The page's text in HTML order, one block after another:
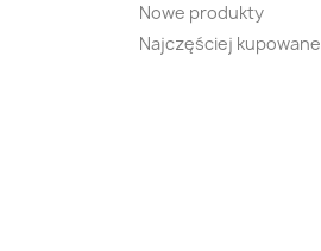
Nowe produkty
Najczęściej kupowane